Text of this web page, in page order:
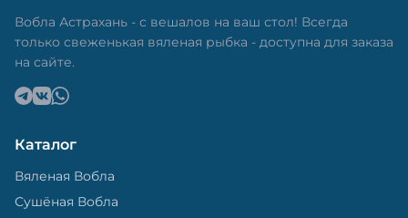
Вобла Астрахань - с вешалов на ваш стол! Всегда
только свеженькая вяленая рыбка - доступна для заказа
на сайте.
Каталог
Вяленая Вобла
Сушёная Вобла